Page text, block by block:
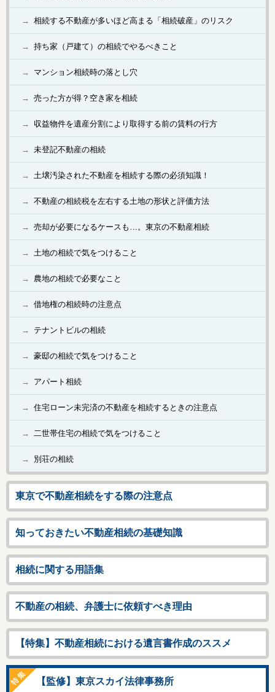
相続する不動産が多いほど高まる「相続破産」のリスク
持ち家（戸建て）の相続でやるべきこと
マンション相続時の落とし穴
売った方が得？空き家を相続
収益物件を遺産分割により取得する前の賃料の行方
未登記不動産の相続
土壌汚染された不動産を相続する際の必須知識！
不動産の相続税を左右する土地の形状と評価方法
売却が必要になるケースも…。東京の不動産相続
土地の相続で気をつけること
農地の相続で必要なこと
借地権の相続時の注意点
テナントビルの相続
豪邸の相続で気をつけること
アパート相続
住宅ローン未完済の不動産を相続するときの注意点
二世帯住宅の相続で気をつけること
別荘の相続
東京で不動産相続をする際の注意点
知っておきたい不動産相続の基礎知識
相続に関する用語集
不動産の相続、弁護士に依頼すべき理由
【特集】不動産相続における遺言書作成のススメ
【監修】東京スカイ法律事務所